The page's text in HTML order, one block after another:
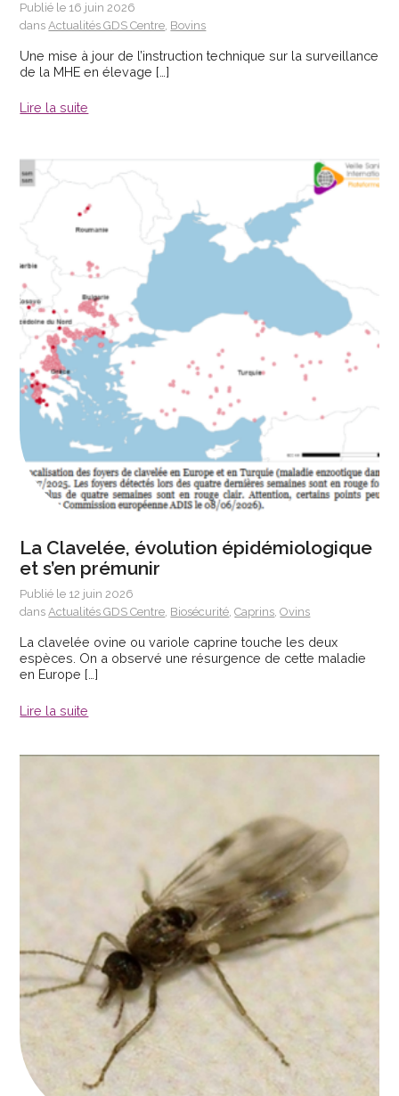
Publié le 16 juin 2026
dansActualités GDS Centre, Bovins
Une mise à jour de l’instruction technique sur la surveillance
de la MHE en élevage […]
Lire la suite
La Clavelée, évolution épidémiologique
et s’en prémunir
Publié le 12 juin 2026
dansActualités GDS Centre, Biosécurité,Caprins,Ovins
La clavelée ovine ou variole caprine touche les deux
espèces. On a observé une résurgence de cette maladie
en Europe […]
Lire la suite